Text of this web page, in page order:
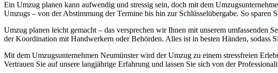
Ein Umzug planen kann aufwendig und stressig sein, doch mit dem
Umzugs – von der Abstimmung der Termine bis hin zur Schlüsselübergabe. So sparen
Umzug planen leicht gemacht – das versprechen wir Ihnen mit unserem umfassenden
der Koordination mit Handwerkern oder Behörden. Alles ist in besten Händen, sodass
Mit dem Umzugsunternehmen Neumünster wird der Umzug zu einem stressfreien
Vertrauen Sie auf unsere langjährige Erfahrung und lassen Sie sich von der